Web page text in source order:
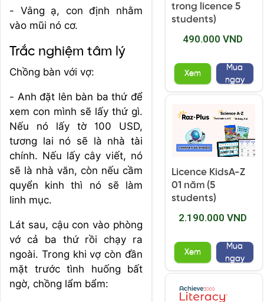
- Vâng ạ, con định nhằm
vào mũi nó cơ.
Trắc nghiệm tâm lý
Chồng bàn với vợ:
- Anh đặt lên bàn ba thứ để
xem con mình sẽ lấy thứ gì.
Nếu nó lấy tờ 100 USD,
tương lai nó sẽ là nhà tài
chính. Nếu lấy cây viết, nó
sẽ là nhà văn, còn nếu cầm
quyển kinh thì nó sẽ làm
linh mục.
Lát sau, cậu con vào phòng
vớ cả ba thứ rồi chạy ra
ngoài. Trong khi vợ còn đần
mặt trước tình huống bất
ngờ, chồng lẩm bẩm:
trong licence 5
students)
490.000 VND
Xem
Mua
ngay
Licence KidsA-Z
01 năm (5
students)
2.190.000 VND
Xem
Mua
ngay